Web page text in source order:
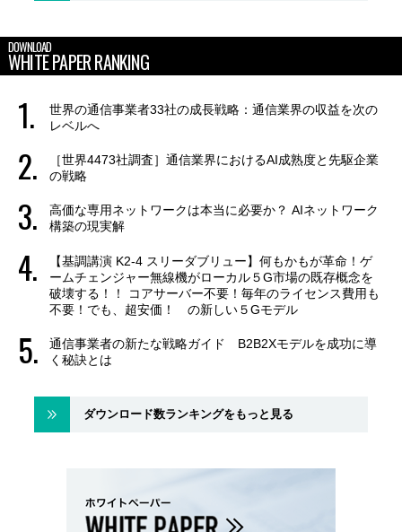
DOWNLOAD
WHITE PAPER RANKING
世界の通信事業者33社の成長戦略：通信業界の収益を次の
レベルへ
［世界4473社調査］通信業界におけるAI成熟度と先駆企業
の戦略
高価な専用ネットワークは本当に必要か？ AIネットワーク
構築の現実解
【基調講演 K2-4 スリーダブリュー】何もかもが革命！ゲ
ームチェンジャー無線機がローカル５G市場の既存概念を
破壊する！！ コアサーバー不要！毎年のライセンス費用も
不要！でも、超安価！ の新しい５Gモデル
通信事業者の新たな戦略ガイド B2B2Xモデルを成功に導
く秘訣とは
ダウンロード数ランキングをもっと見る